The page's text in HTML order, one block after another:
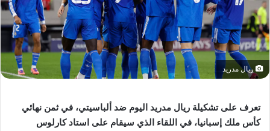
ريال مدريد
تعرف على تشكيلة ريال مدريد اليوم ضد ألباسيتي، في ثمن نهائي
كأس ملك إسبانيا، في اللقاء الذي سيقام على استاد كارلوس